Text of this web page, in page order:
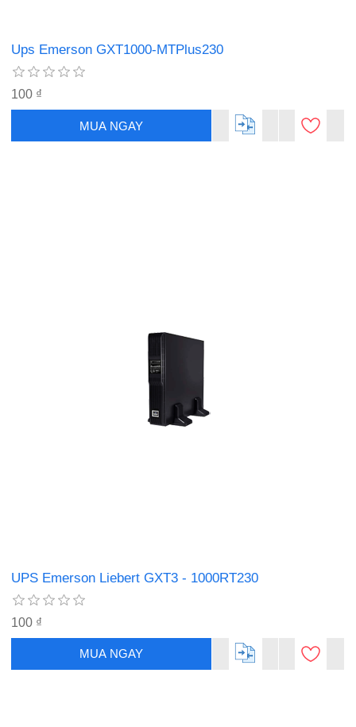
Ups Emerson GXT1000-MTPlus230
100 ₫
MUA NGAY
UPS Emerson Liebert GXT3 - 1000RT230
100 ₫
MUA NGAY